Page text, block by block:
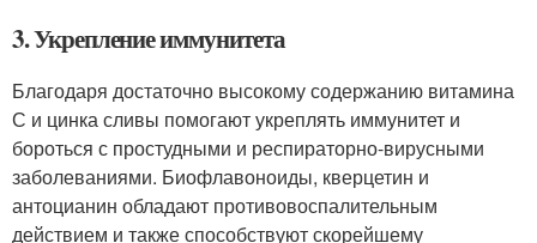
3. Укрепление иммунитета
Благодаря достаточно высокому содержанию витамина
С и цинка сливы помогают укреплять иммунитет и
бороться с простудными и респираторно-вирусными
заболеваниями. Биофлавоноиды, кверцетин и
антоцианин обладают противовоспалительным
действием и также способствуют скорейшему